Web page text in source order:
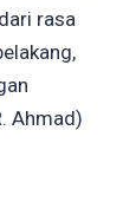
rasa
Ahmad)